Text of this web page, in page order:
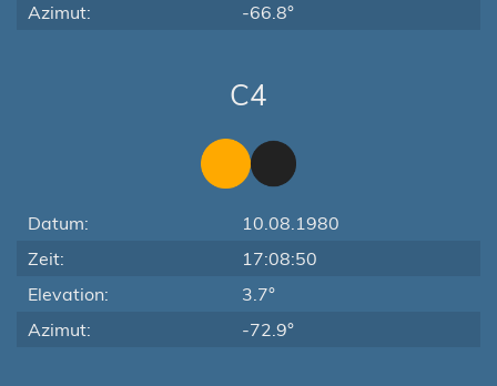
Azimut:
-66.8°
C4
Datum:
10.08.1980
Zeit:
17:08:50
Elevation:
3.7°
Azimut:
-72.9°